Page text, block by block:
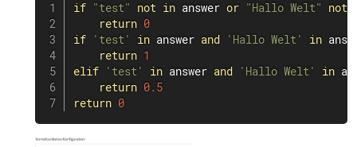
if "test" not in answer or "Hallo Welt" not
return 0
if
'test' in answer and 'Hallo Welt' in
return 1
elif
'test' in answer and 'Hallo Welt' in
return 0.5
return 0